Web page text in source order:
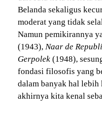
Belanda sekaligus
moderat yang tidak
Namun pemikirannya
(1943), Naar de
Gerpolek(1948),
fondasi filosofis yang
dalam banyak hal lebih
akhirnya kita kenal